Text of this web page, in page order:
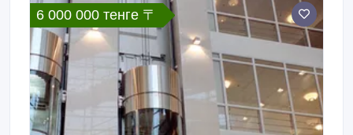
6 000 000 тенге 〒